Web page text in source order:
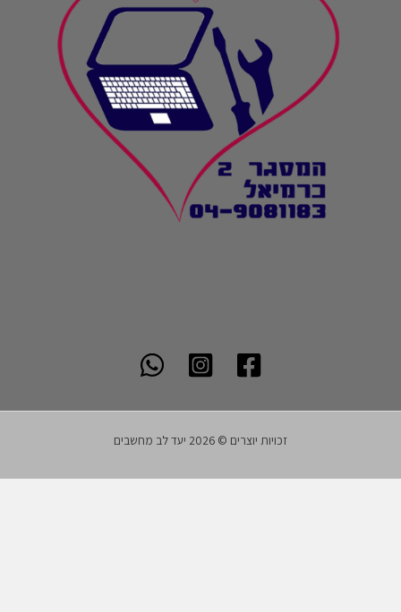
זכויות יוצרים © 2026 יעד לב מחשבים